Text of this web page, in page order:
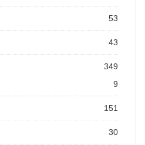
53
43
349
9
151
30